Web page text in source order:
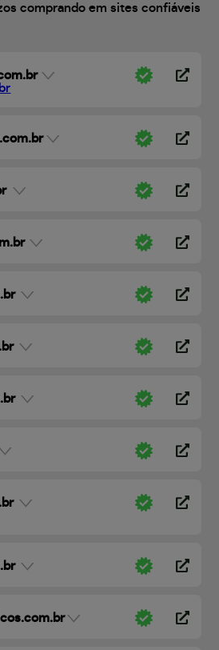
comprando em sites confiáveis